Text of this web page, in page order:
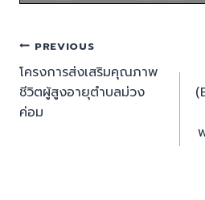
PREVIOUS
โครงการส่งเสริมคุณภาพ
ชีวิตผู้สูงอายุตำบลม่วง
ค่อม